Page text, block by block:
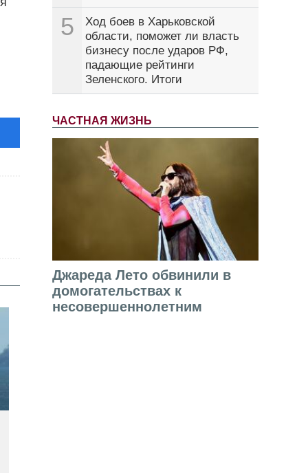
5
Ход боев в Харьковской
области, поможет ли власть
бизнесу после ударов РФ,
падающие рейтинги
Зеленского. Итоги
ЧАСТНАЯ ЖИЗНЬ
Джареда Лето обвинили в
домогательствах к
несовершеннолетним